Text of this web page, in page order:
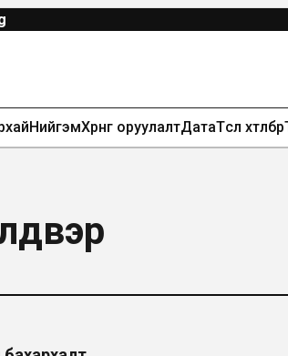
НийгэмХөрөнгө оруулалтДатаТөсөл хөтөлбөр